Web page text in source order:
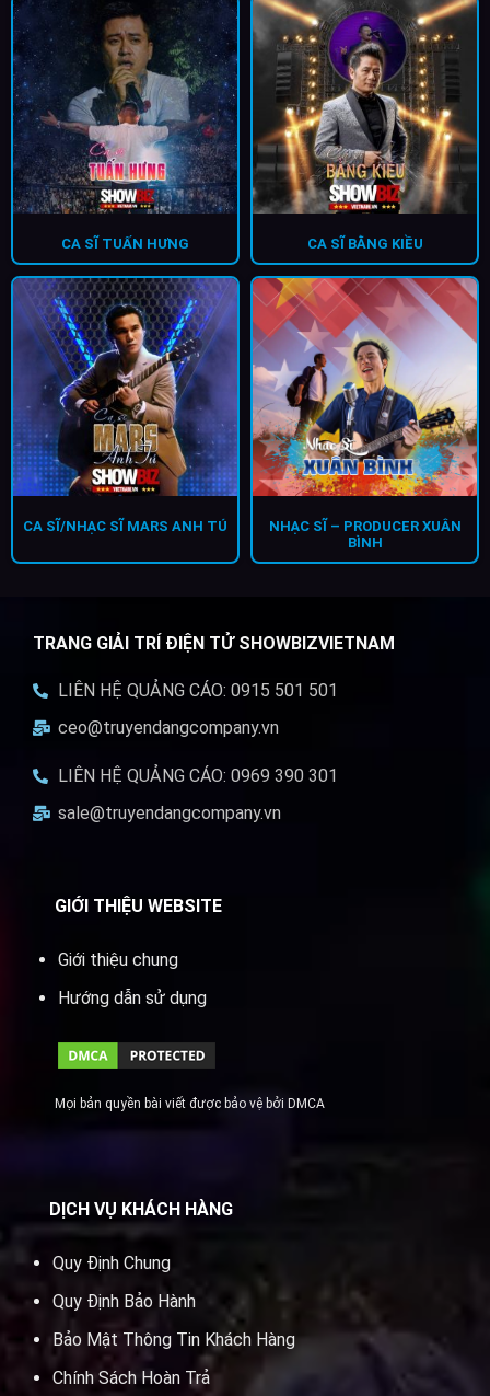
CA SĨ TUẤN HƯNG CA SĨ BẰNG KIỀU
CA SĨ/NHẠC SĨ MARS ANH TÚ
NHẠC SĨ – PRODUCER XUÂN
BÌNH
TRANG GIẢI TRÍ ĐIỆN TỬ SHOWBIZVIETNAM
LIÊN HỆ QUẢNG CÁO: 0915 501 501
ceo@truyendangcompany.vn
LIÊN HỆ QUẢNG CÁO: 0969 390 301
sale@truyendangcompany.vn
GIỚI THIỆU WEBSITE
Giới thiệu chung
Hướng dẫn sử dụng
Mọi bản quyền bài viết được bảo vệ bởi DMCA
DỊCH VỤ KHÁCH HÀNG
Quy Định Chung
Quy Định Bảo Hành
Bảo Mật Thông Tin Khách Hàng
Chính Sách Hoàn Trả